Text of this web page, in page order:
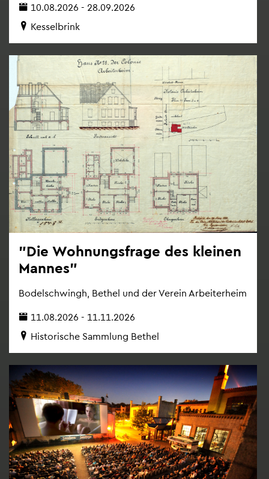
10.08.2026 - 28.09.2026
Kes­sel­brink
"Die Woh­nungs­fra­ge des klei­nen
Man­nes"
Bo­del­schwingh, Be­thel und der Ver­ein Ar­bei­ter­heim
11.08.2026 - 11.11.2026
His­to­ri­sche Samm­lung Be­thel